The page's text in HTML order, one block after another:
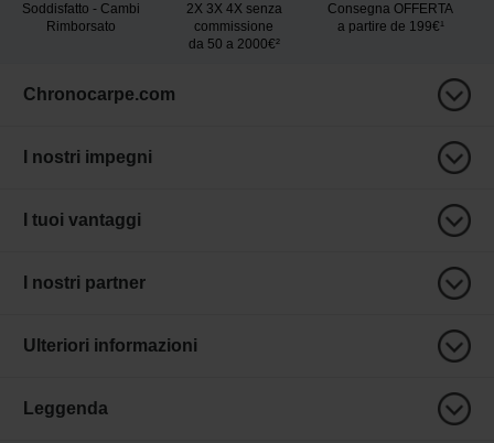
Soddisfatto - Cambi
Rimborsato
2X 3X 4X senza
commissione
da 50 a 2000€²
Consegna OFFERTA
a partire de 199€¹
Chronocarpe.com
I nostri impegni
I tuoi vantaggi
I nostri partner
Ulteriori informazioni
Leggenda